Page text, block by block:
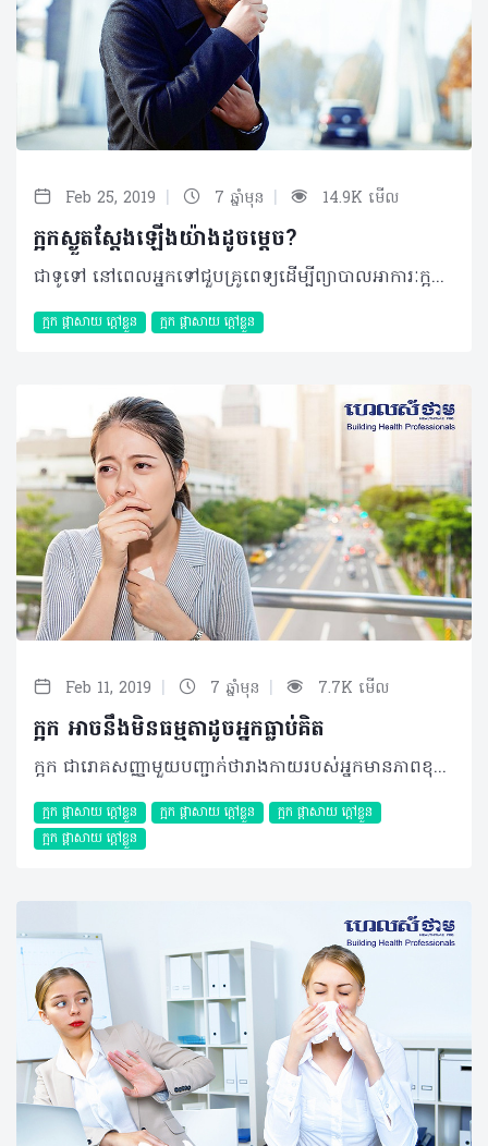
Feb 25, 2019 | 7 ឆ្នាំមុន | 14.9K មើល
ក្អកស្ងួតស្តែងឡើងយ៉ាងដូចម្តេច?
ជាទូទៅ នៅពេលអ្នកទៅជួបគ្រូពេទ្យដើម្បីព្យាបាលអាការៈក្អក ក្រុមគ្រូពេទ្យតែងសួរអ្នកថាតើជាប្រភេទក្អកស្លេស្ម ឬក្អកស្ងួតដោយហេតុថាមូលហេតុបង្កនិងវិធីសាស្ត្រព្យាបាលផ្សេងៗគ្នា ដែលជួនកាល អ្នកអាចពិបាកញែករវាងការក្អកទាំងពីរនេះណាស់។ ដូច្នេះអត្ថបទខាងក្រោមនឹងបង្ហាញលោកអ្នកឲ្យដឹងថា អ្នកបាន និងកំពុងក្អកស្ងួត ដើម្បីអ្នកអាចធ្វើការបែងចែកខ្លួនឯងបាន។ ក្អកស្ងួតគឺជាប្រភេទក្អកមិនបញ្ចេញស្លេស្ម ដែលវាអាចមានលក្ខណៈរមាស់ ឬដូចមានអ្វីម៉្យាងដែលនៅជាប់បំពង់ក។ ជាញឹកញាប់អាការៈនេះអាចបង្កមកពីមេរោគដូចជា ជំងឺផ្តាសាយ ឬពេលខ្លះក៏អាចបង្កមកពីបញ្ហាអាល្លែកហ្ស៊ី ឬបញ្ហាបំពង់កផងដែរ។ * មូលហេតុនៃក្អកស្ងួត បន្ថែមពីមូលហេតុដែលបានរៀបរាប់ខាងលើ វាក៏អាចបណ្តាលមកពីបញ្ហាផ្សេងទៀតផងដែរ៖ - ជំងឺហឺត - ជំងឺច្រាលទឹកក្រពះ (Gastro-esophageal reflux) - ការជក់បារី - អាល្លែកហ្ស៊ីច្រមុះដែលបណ្តាលមកពីសារធាតុ ឬវត្ថុដែលអ្នកធ្លាប់អាល្លែកហ្ស៊ីជាមួយ មានដូចជា លម្អងធូលី ឬរោមសត្វជាដើម - ការរលាកបំពង់សំឡេង - ក្អកមាន់ ដែលជាប្រភេទជំងឺបង្កមកពីបាក់តេរី - រោគសញ្ញានៃការស្ទះផ្លូវដង្ហើមអំឡុងពេលគេង (Obstructive sleep apnea) - ទម្លាប់ក្អក ដែលជាទូទៅកើតឡើងតែនៅពេលថ្ងៃ ប៉ុន្តែមិនមែនបង្កមកពីមេរោគ ឬបាក់តេរីនោះទេ ហើយភាគច្រើនកើតឡើងចំពោះក្មេងៗ - ការដកដង្ហើមចូលនូវពពួកសារធាតុចម្លែកផ្សេងទៀតដោយចៃដន្យ ដែលអាចជាអាហារ ឬទឹក - ជំងឺសួតមួយចំនួន - អាចជាផលរំខានរបស់ថ្នាំមួយចំនួនដូចជា ថ្នាំលើសឈាមប្រភេទ ACE inhibitor (Angiotensin Converting Enzyme inhibitors)។ ក្រៅពីហេតុផលដែលតែងកើតឡើងជាញឹកញាប់ខាងលើ អាការៈនេះក៏អាចបង្កមកពីជំងឺបេះដូង ជំងឺស្ទះទងសួត (Pulmonary embolism) ឬជំងឺមហារីកសួតជាដើម។ គួរបញ្ជាក់ថា អាការៈនេះអាចកាន់តែធ្ងន់ធ្ងរនៅពេលដែល៖ - ការដកដង្ហើមជាមួយខ្យល់ស្ងួត ឬត្រជាក់ខ្លាំង - ខ្យល់កង្វក់ដែលអាចមានជាធូលី ផ្សែង - ស្រូបផ្សែងបារីដោយផ្ទាល់ ឬមិនផ្ទាល់ - ការប្រើប្រាស់សំឡេងច្រើន និងខ្លាំងពេក - ការផ្លាស់ប្តូរសីតុណ្ហភាព។ * វិធីសាស្ត្រព្យាបាល ក្អកស្ងួតដែលបណ្តាលមកពីការឆ្លងមេរោគ ដូចជាជំងឺផ្តាសាយ ជាធម្មតាអាចធូរស្រាលដោយខ្លួនឯងបានក្នុងរយៈពេល១ឬ២ សប្តាហ៍។ ការព្យាបាលបែបធម្មជាតិ រួមជាមួយការប្រើថ្នាំក្អកអាចជួយធ្វើឲ្យអ្នកមានអារម្មណ៍ប្រសើរឡើង ដែលក្នុងនោះអ្នកអាចអនុវត្តតាមវិធីសាស្ត្រខាងក្រោម៖ ការព្យាបាលបែបធម្មជាតិ - ផឹកទឹកឲ្យបានច្រើន - លាយទឹកឃ្មុំជាមួយក្រូចឆ្មារ ដោយប្រើទឹកក្តៅជាមួយទឹកឃ្មុំ ១ទៅ២ស្លាបព្រានិងបន្ថែមក្រូចឆ្មារបន្តិច - ខ្ពុរមាត់ជាមួយទឹកអំបិល ករណីអ្នកមានបញ្ហាក្អកស្ងួតមកពី ផ្តាសាយ ឬឈឺក។ ការព្យាបាលដោយប្រើថ្នាំ - ប្រើប្រាស់ថ្នាំបន្ថយការក្អកក្នុងរយៈពេលខ្លី ដែលមានសារធាតុសកម្មដូចជា Pholcodine, Dextromethorphan, Codeine, Dihydrocodeine, និង Pentoxyverine។ ថ្នាំប្រភេទនេះភាគច្រើនអាចរកទិញបាននៅតាមឱសថស្ថានដោយមិនចាំបាច់មានវេជ្ជបញ្ជា ប៉ុន្តែអ្នកត្រូវទទួលការណែនាំពីរបៀបប្រើប្រាស់ឲ្យបានត្រឹមត្រូវពីឱសថការីជាមុនរាល់ពេលប្រើប្រាស់ - ជួនកាលអ្នកក៏អាចត្រូវបានប្រើប្រាស់ប្រភេទថ្នាំដែលមានការបូកបញ្ចូលគ្នារវាង ថ្នាំផ្តាសាយ អាល្លែកហ្ស៊ី និងថ្នាំក្អក ករណីមូលហេតុបណ្តាលមកពីជំងឺផ្តាសាយ ឬអាល្លែកហ្ស៊ី - ការប្រើប្រាស់ប្រភេទស្រៃ្ពយ៍បាញ់ច្រមុះ ឬមាត់ដែលមានសារធាតុសកម្មដូចជា ទឹកអំបិល (Saline nasal spray ) ឬ ថ្នាំប្រឆាំងរលាក (Corticosteroid nasal spray) - ការប្រើប្រាស់ថ្នាំបន្ថយការបញ្ចេញជាតិអាស៊ីតក្រពះ ក៏ត្រូវបានអនុវត្តចំពោះអ្នកមានបញ្ហាច្រាលទឹកក្រពះផងដែរ។ * សញ្ញាណដែលអ្នកគួរជួបគ្រូពេទ្យជាបន្ទាន់ - ក្អកមានឈាម - ពិបាកដកដង្ហើម ឬថប់ - ក្អករាល់ពេលយប់ ឬមានលាយឡំក្តៅខ្លួន - ជាអ្នកជក់បារីជាប់ជាប្រចាំ - មានលាយឡំជាមួយការឈឺក្បាល ឈឺត្រចៀក ក្អួត កន្ទួលរមាស់ ស្រកទម្ងន់ ឬឈឺសាច់ដុំពេញខ្លួន - ក្មេងអាយុក្រោម៦ខែ - ក្អកលើសពី ១០ថ្ងៃដោយមិនមានភាពប្រសើរ ឬកាន់តែធ្ងន់ធ្ងរ - ឬអ្នកមានជំងឺលើសឈាម ជំងឺបេះដូង ក្រពះ ពោះវៀន ឬជំងឺផ្លូវដង្ហើម។ គួរបញ្ជាក់ថា អ្នកគួរប្រាប់គ្រូពេទ្យរបស់អ្នក ករណីអ្នកមានបញ្ហាក្អកធ្ងន់ធ្ងរដែលបណ្តាលមកពីការប្រើប្រាស់ថ្នាំលើសឈាមដើម្បីធ្វើការផ្លាស់ប្តូរប្រភេទថ្នាំផ្សេងទៀតដែលអាចសមស្របជាងនេះ។ ©2019 រក្សាសិទ្ធិគ្រប់យ៉ាង​ដោយ Healthtime Corporation ចំពោះគ្រប់អត្ថបទដោយគ្មានផ្នែកណាមួយត្រូវបោះពុម្ពផ្សាយចូល ប្រព័ន្ធអ៊ីនធឺណែតឧបករណ៍អេឡិចត្រូនិកអាត់ជាសំឡេងឬថតចំលងគ្រប់រូបភាពដោយគ្មានការអនុញ្ញាតឡើយ
ក្អក ផ្តាសាយ ក្តៅខ្លួន ក្អក ផ្តាសាយ ក្តៅខ្លួន
Feb 11, 2019 | 7 ឆ្នាំមុន | 7.7K មើល
ក្អក អាចនឹងមិនធម្មតាដូចអ្នកធ្លាប់គិត
ក្អក ជារោគសញ្ញាមួយបញ្ជាក់ថារាងកាយរបស់អ្នកមានភាពខុសប្រក្រតីលើផ្លូវដង្ហើម ដែលវាអាចបង្កឡើងដោយពពួក វីរុស បាក់តេរី ធូលីដី ឬសារធាតុផ្សេងៗទៀត។ យោងតាមប្រសាសន៍នៃគ្រូពេទ្យជំនាញរបស់សហរដ្ឋអាមេរិកម្នាក់ បានធ្វើការប៉ាន់ប្រមាណថាអ្នកជំងឺដែលបានមកទទួលការព្យាបាលបញ្ហាក្អកនេះមានប្រមាណ ៣០លាននាក់ក្នុងមួយឆ្នាំ ដែលចំនួននេះត្រូវបានកើនឡើងជាលំដាប់។ អាការៈក្អកម្តងម្កាលជាសញ្ញាធម្មតា ដែលជួយបញ្ចេញសារធាតុមិនល្អពីសួតរបស់អ្នក ការពារពីការបង្ករោគផ្សេងៗ និងជំងឺផ្តាសាយ។ ទោះជាយ៉ាងណាក៏ដោយ ការក្អកជាអចិន្ត្រៃយ៍ ចាប់ពីមួយសប្តាហ៍ឡើងទៅអាចជាលទ្ធផលនៃបញ្ហាសុខភាពណាមួយ រួមមាន៖ • ជំងឺហឺត៖ ភាគច្រើនការក្អកដោយសារអ្នកមានជំងឺហឺតគឺតែងកើតមានឡើងតាមរដូវកាល និងនៅពេលអ្នកប៉ះជាមួយនឹងខ្យល់ត្រជាក់។ • រលាកបំពង់អាហារ៖ លំហូរនៃអាស៊ីតក្រពះដែលតែងច្រាលឡើងតាមបំពង់អាហារដោយសារអ្នកចង្អោរ ឬក្អួត នឹងបង្កឲ្យរលាក ធ្វើឲ្យអ្នកក្អក។ • ជំងឺក្អកមាន់៖ កើតមានជាពិសេសចំពោះកូនក្មេងដោយសារការរលាកផ្លូវដង្ហើមធ្ងន់ធ្ងរ ប៉ុន្តែវាត្រូវបានការពារដោយការចាក់វ៉ាក់សាំង។ • ជំងឺរបេង៖ មានការបង្ករោគធ្ងន់ធ្ងរប៉ះពាល់ដល់សួតរបស់អ្នក ដែលធ្វើឲ្យអ្នកក្អកខ្លាំង ក្នុងរយៈពេលយូរ លើសពី៣សប្តាហ៍។ • ជំងឺរលាកទងសួត៖ កាលណាទងសួតរលាក វាអាចឡើងស្លេស្ម ធ្វើឲ្យបំពង់ខ្យល់ឆ្លងកាត់ កាន់តែរួមតូចជាងធម្មតាបណ្តាលឲ្យពិបាកក្នុងការដកដង្ហើម ឈឺទ្រូង ហត់ ក្តៅខ្លួន ក្អក។ • ជំងឺរលាកប្រហោងច្រមុះ៖ តឹងច្រមុះ ហៀរសំបោរធ្លាក់កំហាកនៅក ក្អក ណែននៅក្នុងបំពង់ក ហ៊ឺងត្រចៀក ឬរលាកក្នុងត្រចៀកតែម្តង។ ក្រៅពីជំងឺខាងលើ ការក្អករបស់អ្នកអាចដោយសារតែការប្រើប្រាស់ថ្នាំដូចជាពពួកថ្នាំបញ្ចុះសម្ពាធឈាមក្រុមIEC មហារីកកូនកណ្តុរ មហារីកសួត និងរបេងកូនកណ្តុរជាដើម។ សូមកុំគិតថា ការក្អករបស់អ្នកជាសញ្ញាធម្មតាបើអ្នកហាក់កើតឡើងញឹកញាប់ ឬមានរយៈពេលយូរ ព្រោះតែហេតុការណ៍នៃជំងឺជាច្រើនកំពុងនៅពីក្រោយអ្នកដោយមិនដឹងខ្លួន ដូច្នេះការប្រឹក្សាជាមួយគ្រូពេទ្យឲ្យបានលឿនបំផុត ជាអ្វីដែលអ្នកគួរធ្វើនៅពេលនេះ។ ©2019 រក្សាសិទ្ធិគ្រប់យ៉ាង​ដោយ Healthtime Corporation ចំពោះគ្រប់អត្ថបទដោយគ្មានផ្នែកណាមួយត្រូវបោះពុម្ពផ្សាយចូល ប្រព័ន្ធអ៊ីនធឺណែតឧបករណ៍អេឡិចត្រូនិកអាត់ជាសំឡេងឬថតចំលងគ្រប់រូបភាពដោយគ្មានការអនុញ្ញាតឡើយ
ក្អក ផ្តាសាយ ក្តៅខ្លួន ក្អក ផ្តាសាយ ក្តៅខ្លួន
ក្អក ផ្តាសាយ ក្តៅខ្លួន
ក្អក ផ្តាសាយ ក្តៅខ្លួន